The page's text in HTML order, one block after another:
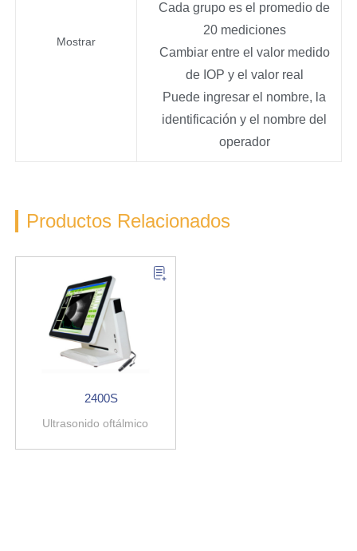
Mostrar
Cada grupo es el promedio de
20 mediciones
Cambiar entre el valor medido
de IOP y el valor real
Puede ingresar el nombre, la
identificación y el nombre del
operador
Productos Relacionados
2400S
Ultrasonido oftálmico